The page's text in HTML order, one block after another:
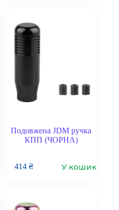
Подовжена JDM ручка
КПП (ЧОРНА)
414 ₴ У кошик